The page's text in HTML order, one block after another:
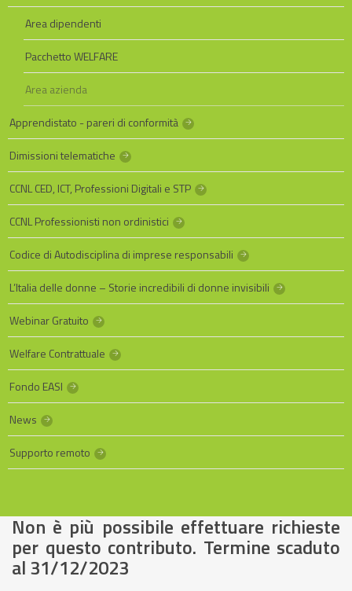
Area dipendenti
Pacchetto WELFARE
Area azienda
Apprendistato - pareri di conformità
Dimissioni telematiche
CCNL CED, ICT, Professioni Digitali e STP
CCNL Professionisti non ordinistici
Codice di Autodisciplina di imprese responsabili
L’Italia delle donne – Storie incredibili di donne invisibili
Webinar Gratuito
Welfare Contrattuale
Fondo EASI
News
Supporto remoto
Non è più possibile effettuare richieste
per questo contributo. Termine scaduto
al 31/12/2023